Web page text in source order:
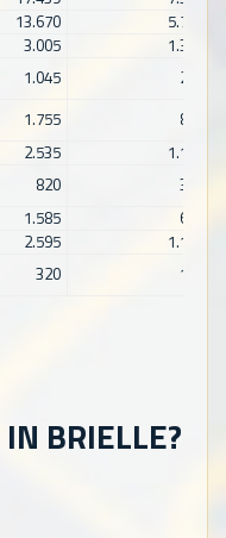
13.670
5.765
3.005
1.330
1.045
250
1.755
800
2.535
1.130
820
315
1.585
640
2.595
1.180
320 135
BRIELLE?